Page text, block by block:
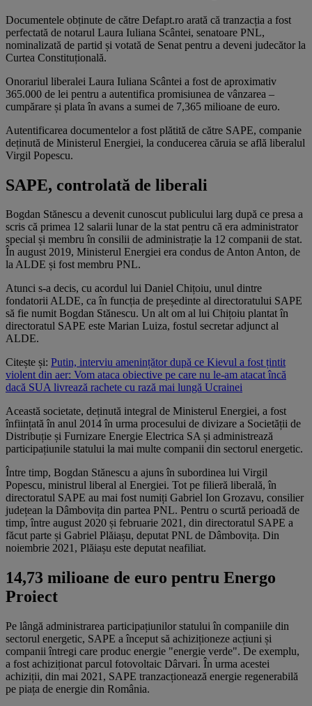
Documentele obținute de către Defapt.ro arată că tranzacția a fost
perfectată de notarul Laura Iuliana Scântei, senatoare PNL,
nominalizată de partid și votată de Senat pentru a deveni judecător la
Curtea Constituțională.
Onorariul liberalei Laura Iuliana Scântei a fost de aproximativ
365.000 de lei pentru a autentifica promisiunea de vânzarea –
cumpărare și plata în avans a sumei de 7,365 milioane de euro.
Autentificarea documentelor a fost plătită de către SAPE, companie
deținută de Ministerul Energiei, la conducerea căruia se află liberalul
Virgil Popescu.
SAPE, controlată de liberali
Bogdan Stănescu a devenit cunoscut publicului larg după ce presa a
scris că primea 12 salarii lunar de la stat pentru că era administrator
special și membru în consilii de administrație la 12 companii de stat.
În august 2019, Ministerul Energiei era condus de Anton Anton, de
la ALDE și fost membru PNL.
Atunci s-a decis, cu acordul lui Daniel Chițoiu, unul dintre
fondatorii ALDE, ca în funcția de președinte al directoratului SAPE
să fie numit Bogdan Stănescu. Un alt om al lui Chițoiu plantat în
directoratul SAPE este Marian Luiza, fostul secretar adjunct al
ALDE.
Citește și: Putin, interviu amenințător după ce Kievul a fost țintit
violent din aer: Vom ataca obiective pe care nu le-am atacat încă
dacă SUA livrează rachete cu rază mai lungă Ucrainei
Această societate, deținută integral de Ministerul Energiei, a fost
înființată în anul 2014 în urma procesului de divizare a Societății de
Distribuție și Furnizare Energie Electrica SA și administrează
participațiunile statului la mai multe companii din sectorul energetic.
Între timp, Bogdan Stănescu a ajuns în subordinea lui Virgil
Popescu, ministrul liberal al Energiei. Tot pe filieră liberală, în
directoratul SAPE au mai fost numiți Gabriel Ion Grozavu, consilier
județean la Dâmbovița din partea PNL. Pentru o scurtă perioadă de
timp, între august 2020 și februarie 2021, din directoratul SAPE a
făcut parte și Gabriel Plăiașu, deputat PNL de Dâmbovița. Din
noiembrie 2021, Plăiașu este deputat neafiliat.
14,73 milioane de euro pentru Energo
Proiect
Pe lângă administrarea participațiunilor statului în companiile din
sectorul energetic, SAPE a început să achiziționeze acțiuni și
companii întregi care produc energie "energie verde". De exemplu,
a fost achiziționat parcul fotovoltaic Dârvari. În urma acestei
achiziții, din mai 2021, SAPE tranzacționează energie regenerabilă
pe piața de energie din România.